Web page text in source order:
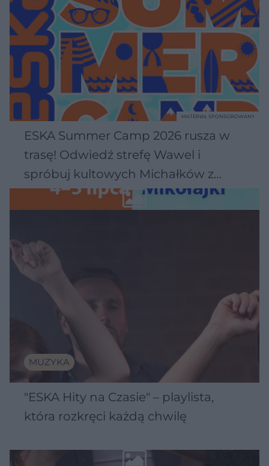
ESKA Summer Camp 2026 rusza w
trasę! Odwiedź strefę Wawel i
spróbuj kultowych Michałków z
Wawelu
MATERIAŁ SPONSOROWANY
MUZYKA
"ESKA Hity na Czasie" – playlista,
która rozkręci każdą chwilę